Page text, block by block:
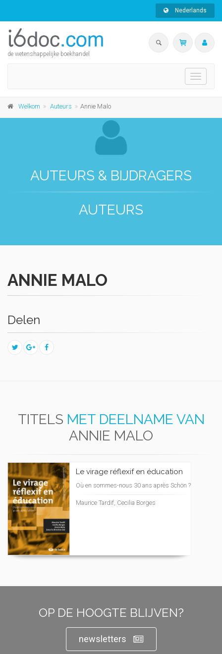
Nederlands
de wetenshappelijke boekhandel
Toggle
Welkom Auteurs Annie Malo
AUTEURS & BIJDRAGERS
AUTEURS
ANNIE MALO
Delen
TITELS MET DEELNAME VAN
ANNIE MALO
Le virage réflexif en éducation
Où en sommes-nous 30 ans après Schön ?
Maurice Tardif, Cecilia Borges
OP DE HOOGTE BLIJVEN?
newsletters